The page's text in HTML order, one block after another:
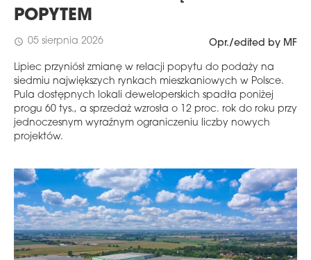
POPYTEM
schedule 05 sierpnia 2026 Opr./edited by MF
Lipiec przyniósł zmianę w relacji popytu do podaży na
siedmiu największych rynkach mieszkaniowych w Polsce.
Pula dostępnych lokali deweloperskich spadła poniżej
progu 60 tys., a sprzedaż wzrosła o 12 proc. rok do roku przy
jednoczesnym wyraźnym ograniczeniu liczby nowych
projektów.